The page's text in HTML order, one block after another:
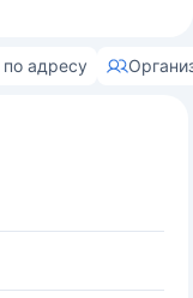
адресу